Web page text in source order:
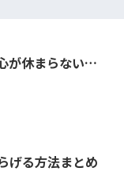
が休まらない…
げる方法まとめ